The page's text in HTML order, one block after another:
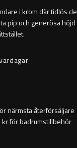
i krom där tidlös
pip och generösa
närmsta återförsäljare
för badrumstillbehör